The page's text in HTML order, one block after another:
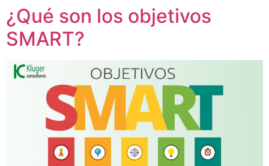
al
contenido
¿Qué son los objetivos
SMART?